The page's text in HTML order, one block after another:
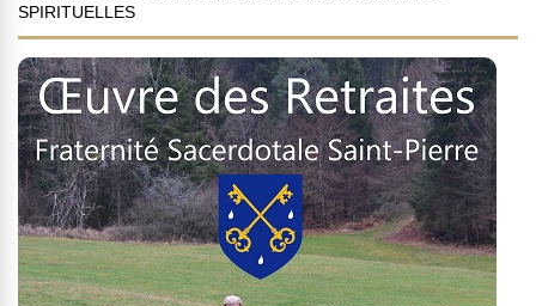
SPIRITUELLES